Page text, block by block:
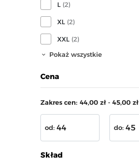
L (2)
XL (2)
XXL (2)
Pokaż wszystkie
Cena
Zakres cen: 44,00 zł - 45,00 zł
od: do:
Skład